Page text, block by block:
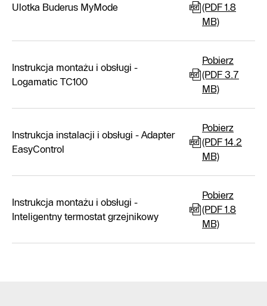
Ulotka Buderus MyMode
(PDF 1.8
MB)
Instrukcja montażu i obsługi -
Logamatic TC100
Pobierz
(PDF 3.7
MB)
Instrukcja instalacji i obsługi - Adapter
EasyControl
Pobierz
(PDF 14.2
MB)
Instrukcja montażu i obsługi -
Inteligentny termostat grzejnikowy
Pobierz
(PDF 1.8
MB)